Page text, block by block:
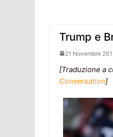
Trump e
21 Novembre
[Traduzione a
Conversation]